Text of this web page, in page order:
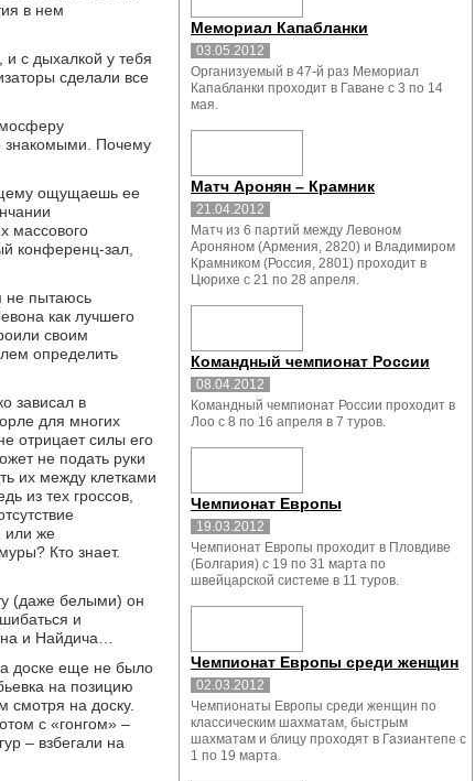
в нем
и с дыхалкой у тебя
сделали все
знакомыми. Почему
ощущаешь ее
массового
конференц-зал,
не пытаюсь
как лучшего
своим
определить
зависал в
для многих
отрицает силы его
не подать руки
их между клетками
из тех гроссов,
или же
Кто знает.
(даже белыми) он
и
и Найдича…
доске еще не было
на позицию
смотря на доску.
с «гонгом» –
– взбегали на
Мемориал Капабланки
03.05.2012
Организуемый в 47-й раз Мемориал
Капабланки проходит в Гаване с 3 по 14
мая.
Матч Аронян – Крамник
21.04.2012
Матч из 6 партий между Левоном
Ароняном (Армения, 2820) и Владимиром
Крамником (Россия, 2801) проходит в
Цюрихе с 21 по 28 апреля.
Командный чемпионат России
08.04.2012
Командный чемпионат России проходит в
Лоо с 8 по 16 апреля в 7 туров.
Чемпионат Европы
19.03.2012
Чемпионат Европы проходит в Пловдиве
(Болгария) с 19 по 31 марта по
швейцарской системе в 11 туров.
Чемпионат Европы среди женщин
02.03.2012
Чемпионаты Европы среди женщин по
классическим шахматам, быстрым
шахматам и блицу проходят в Газиантепе с
1 по 19 марта.